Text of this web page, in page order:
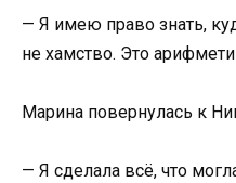
— Я имею право знать,
не хамство. Это
Марина повернулась к
— Я сделала всё, что